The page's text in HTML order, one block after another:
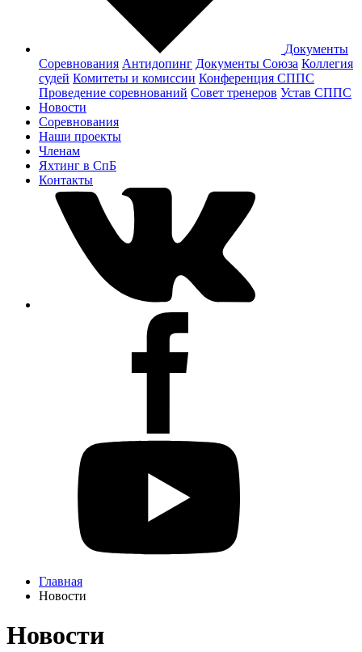
Документы
Соревнования Антидопинг Документы Cоюза Коллегия
судей Комитеты и комиссии Конференция СППС
Проведение соревнований Совет тренеров Устав СППС
Новости
Соревнования
Наши проекты
Членам
Яхтинг в СпБ
Контакты
Главная
Новости
Новости